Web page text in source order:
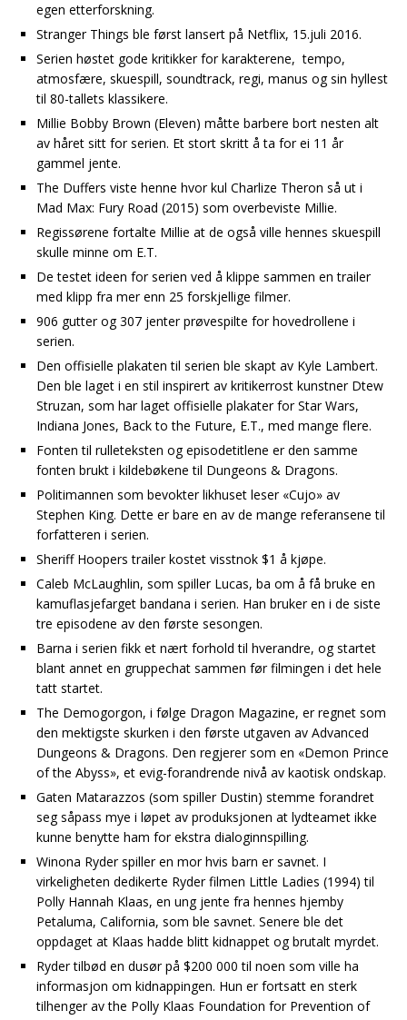
egen etterforskning.
Stranger Things ble først lansert på Netflix, 15.juli 2016.
Serien høstet gode kritikker for karakterene, tempo,
atmosfære, skuespill, soundtrack, regi, manus og sin hyllest
til 80-tallets klassikere.
Millie Bobby Brown (Eleven) måtte barbere bort nesten alt
av håret sitt for serien. Et stort skritt å ta for ei 11 år
gammel jente.
The Duffers viste henne hvor kul Charlize Theron så ut i
Mad Max: Fury Road (2015) som overbeviste Millie.
Regissørene fortalte Millie at de også ville hennes skuespill
skulle minne om E.T.
De testet ideen for serien ved å klippe sammen en trailer
med klipp fra mer enn 25 forskjellige filmer.
906 gutter og 307 jenter prøvespilte for hovedrollene i
serien.
Den offisielle plakaten til serien ble skapt av Kyle Lambert.
Den ble laget i en stil inspirert av kritikerrost kunstner Dtew
Struzan, som har laget offisielle plakater for Star Wars,
Indiana Jones, Back to the Future, E.T., med mange flere.
Fonten til rulleteksten og episodetitlene er den samme
fonten brukt i kildebøkene til Dungeons & Dragons.
Politimannen som bevokter likhuset leser «Cujo» av
Stephen King. Dette er bare en av de mange referansene til
forfatteren i serien.
Sheriff Hoopers trailer kostet visstnok $1 å kjøpe.
Caleb McLaughlin, som spiller Lucas, ba om å få bruke en
kamuflasjefarget bandana i serien. Han bruker en i de siste
tre episodene av den første sesongen.
Barna i serien fikk et nært forhold til hverandre, og startet
blant annet en gruppechat sammen før filmingen i det hele
tatt startet.
The Demogorgon, i følge Dragon Magazine, er regnet som
den mektigste skurken i den første utgaven av Advanced
Dungeons & Dragons. Den regjerer som en «Demon Prince
of the Abyss», et evig-forandrende nivå av kaotisk ondskap.
Gaten Matarazzos (som spiller Dustin) stemme forandret
seg såpass mye i løpet av produksjonen at lydteamet ikke
kunne benytte ham for ekstra dialoginnspilling.
Winona Ryder spiller en mor hvis barn er savnet. I
virkeligheten dedikerte Ryder filmen Little Ladies (1994) til
Polly Hannah Klaas, en ung jente fra hennes hjemby
Petaluma, California, som ble savnet. Senere ble det
oppdaget at Klaas hadde blitt kidnappet og brutalt myrdet.
Ryder tilbød en dusør på $200 000 til noen som ville ha
informasjon om kidnappingen. Hun er fortsatt en sterk
tilhenger av the Polly Klaas Foundation for Prevention of